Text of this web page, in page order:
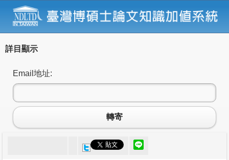
詳目顯示
Email地址:
轉寄